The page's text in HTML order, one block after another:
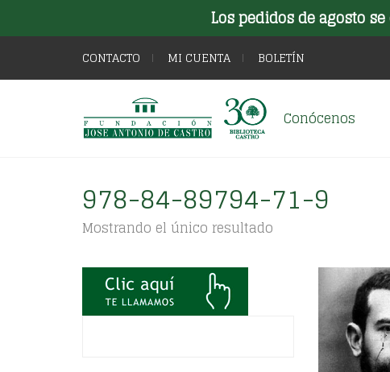
Los pedidos de agosto
CONTACTO MI CUENTA BOLETÍN
Conócenos
978-84-89794-71-9
Mostrando el único resultado